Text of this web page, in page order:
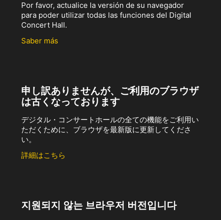
Por favor, actualice la versión de su navegador
para poder utilizar todas las funciones del Digital
Concert Hall.
Saber más
申し訳ありませんが、ご利用のブラウザ
は古くなっております
デジタル・コンサートホールの全ての機能をご利用い
ただくために、ブラウザを最新版に更新してくださ
い。
詳細はこちら
지원되지 않는 브라우저 버전입니다